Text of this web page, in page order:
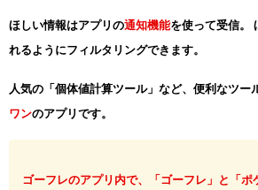
ほしい情報はアプリの通知機能を使って受信。
れるようにフィルタリングできます。
人気の「個体値計算ツール」など、便利なツー
ワンのアプリです。
ゴーフレのアプリ内で、「ゴーフレ」と「ポ